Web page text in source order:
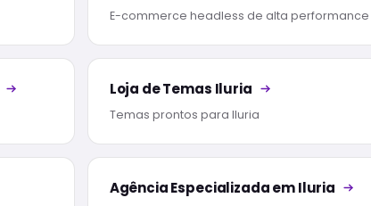
E-commerce headless de alta performance
Loja de Temas Iluria
Temas prontos para Iluria
Agência Especializada em Iluria